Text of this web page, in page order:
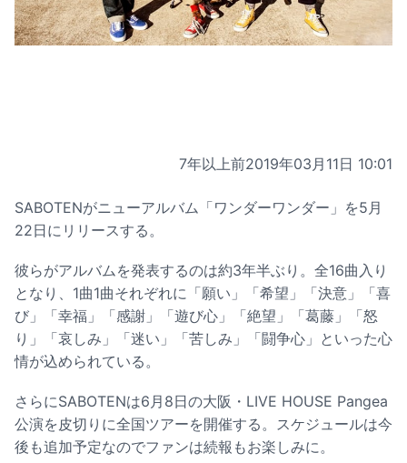
7年以上前2019年03月11日 10:01
SABOTENがニューアルバム「ワンダーワンダー」を5月
22日にリリースする。
彼らがアルバムを発表するのは約3年半ぶり。全16曲入り
となり、1曲1曲それぞれに「願い」「希望」「決意」「喜
び」「幸福」「感謝」「遊び心」「絶望」「葛藤」「怒
り」「哀しみ」「迷い」「苦しみ」「闘争心」といった心
情が込められている。
さらにSABOTENは6月8日の大阪・LIVE HOUSE Pangea
公演を皮切りに全国ツアーを開催する。スケジュールは今
後も追加予定なのでファンは続報もお楽しみに。